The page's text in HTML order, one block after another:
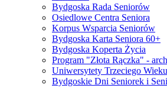
Bydgoska Rada Seniorów
Osiedlowe Centra Seniora
Korpus Wsparcia Seniorów
Bydgoska Karta Seniora 60+
Bydgoska Koperta Życia
Program "Złota Rączka" -
Uniwersytety Trzeciego Wieku
Bydgoskie Dni Seniorek i